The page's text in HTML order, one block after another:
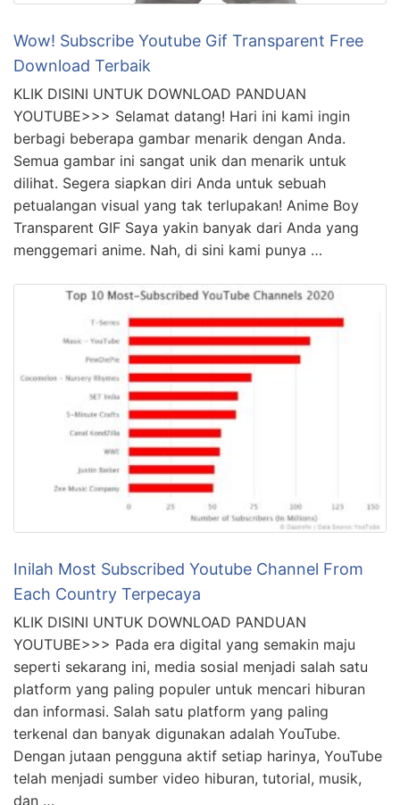
Wow! Subscribe Youtube Gif Transparent Free
Download Terbaik
KLIK DISINI UNTUK DOWNLOAD PANDUAN
YOUTUBE>>> Selamat datang! Hari ini kami ingin
berbagi beberapa gambar menarik dengan Anda.
Semua gambar ini sangat unik dan menarik untuk
dilihat. Segera siapkan diri Anda untuk sebuah
petualangan visual yang tak terlupakan! Anime Boy
Transparent GIF Saya yakin banyak dari Anda yang
menggemari anime. Nah, di sini kami punya …
Inilah Most Subscribed Youtube Channel From
Each Country Terpecaya
KLIK DISINI UNTUK DOWNLOAD PANDUAN
YOUTUBE>>> Pada era digital yang semakin maju
seperti sekarang ini, media sosial menjadi salah satu
platform yang paling populer untuk mencari hiburan
dan informasi. Salah satu platform yang paling
terkenal dan banyak digunakan adalah YouTube.
Dengan jutaan pengguna aktif setiap harinya, YouTube
telah menjadi sumber video hiburan, tutorial, musik,
dan …